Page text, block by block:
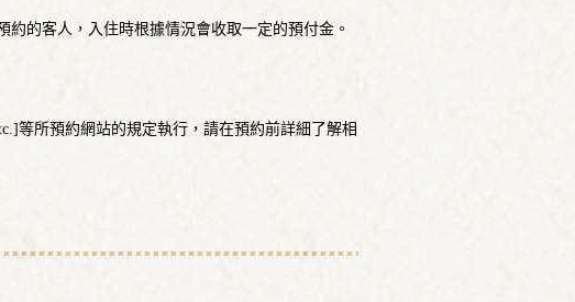
的客人，入住時根據情況會收取一定的預付金。
等所預約網站的規定執行，請在預約前詳細了解相